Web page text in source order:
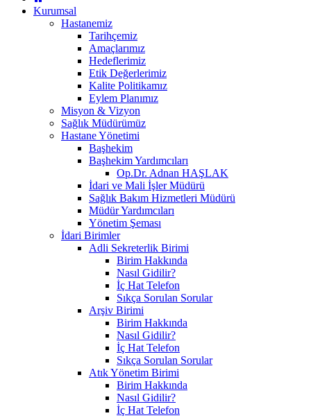
Kurumsal
Hastanemiz
Tarihçemiz
Amaçlarımız
Hedeflerimiz
Etik Değerlerimiz
Kalite Politikamız
Eylem Planımız
Misyon & Vizyon
Sağlık Müdürümüz
Hastane Yönetimi
Başhekim
Başhekim Yardımcıları
Op.Dr. Adnan HAŞLAK
İdari ve Mali İşler Müdürü
Sağlık Bakım Hizmetleri Müdürü
Müdür Yardımcıları
Yönetim Şeması
İdari Birimler
Adli Sekreterlik Birimi
Birim Hakkında
Nasıl Gidilir?
İç Hat Telefon
Sıkça Sorulan Sorular
Arşiv Birimi
Birim Hakkında
Nasıl Gidilir?
İç Hat Telefon
Sıkça Sorulan Sorular
Atık Yönetim Birimi
Birim Hakkında
Nasıl Gidilir?
İç Hat Telefon